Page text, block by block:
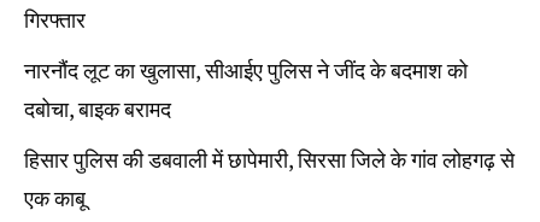
गिरफ्तार
नारनौंद लूट का खुलासा, सीआईए पुलिस ने जींद के बदमाश को
दबोचा, बाइक बरामद
हिसार पुलिस की डबवाली में छापेमारी, सिरसा जिले के गांव लोहगढ़ से
एक काबू